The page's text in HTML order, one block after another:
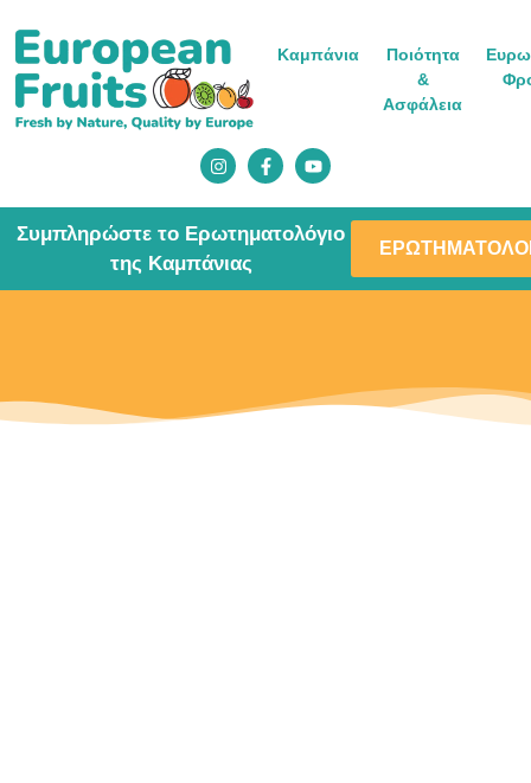
Καμπάνια
Ποιότητα
&
Ασφάλεια
Συμπληρώστε το Ερωτηματολόγιο
της Καμπάνιας